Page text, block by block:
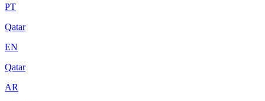
PT
Qatar
EN
Qatar
AR